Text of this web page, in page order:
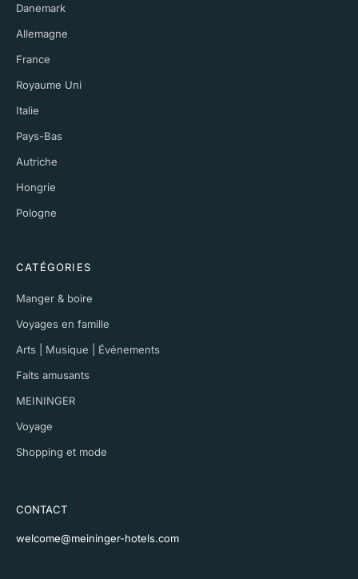
Danemark
Allemagne
France
Royaume Uni
Italie
Pays-Bas
Autriche
Hongrie
Pologne
CATÉGORIES
Manger & boire
Voyages en famille
Arts | Musique | Événements
Faits amusants
MEININGER
Voyage
Shopping et mode
CONTACT
welcome@meininger-hotels.com